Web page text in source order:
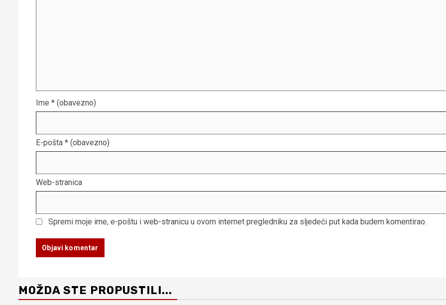
Ime * (obavezno)
E-pošta * (obavezno)
Web-stranica
Spremi moje ime, e-poštu i web-stranicu u ovom internet pregledniku za sljedeći put kada budem komentirao.
MOŽDA STE PROPUSTILI...